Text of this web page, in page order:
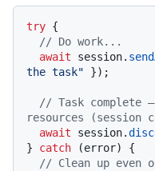
try {
// Do work...
await session.
the task" });
// Task complete
resources (session
await session.
} catch (error) {
// Clean up even